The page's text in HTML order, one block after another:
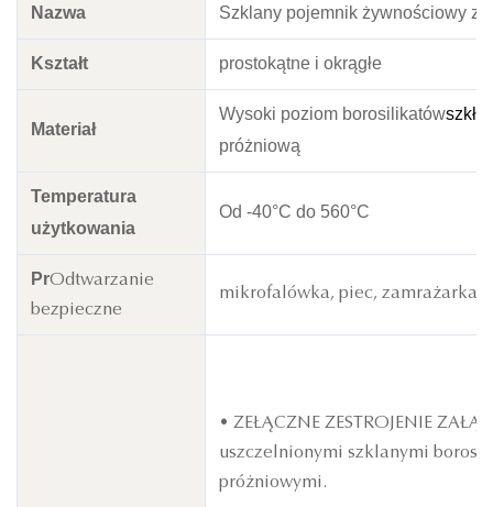
Nazwa Szklany pojemnik żywnościowy z
Kształt prostokątne i okrągłe
Materiał
Wysoki poziom borosilikatówszkło
próżniową
Temperatura
użytkowania
Od -40°C do 560°C
PrOdtwarzanie
bezpieczne
mikrofalówka, piec, zamrażarka,
• ZEŁĄCZNE ZESTROJENIE
uszczelnionymi szklanymi
próżniowymi.